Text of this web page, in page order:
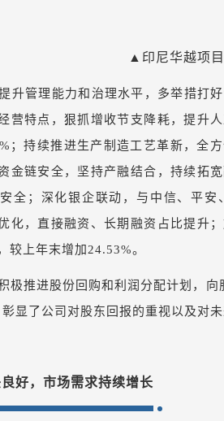
▲印尼华越项目
升管理能力和治理水平，多举措打
营特点，狠抓增收节支降耗，提升
；持续推进生产制造工艺革新，全
金链安全，坚持产融结合，持续拓
全；深化银企联动，与中信、平
化，直接融资、长期融资占比提升
较上年末增加24.53%。
极推进股份回购和利润分配计划，
显了公司对股东回报的重视以及对未
好，市场需求持续增长